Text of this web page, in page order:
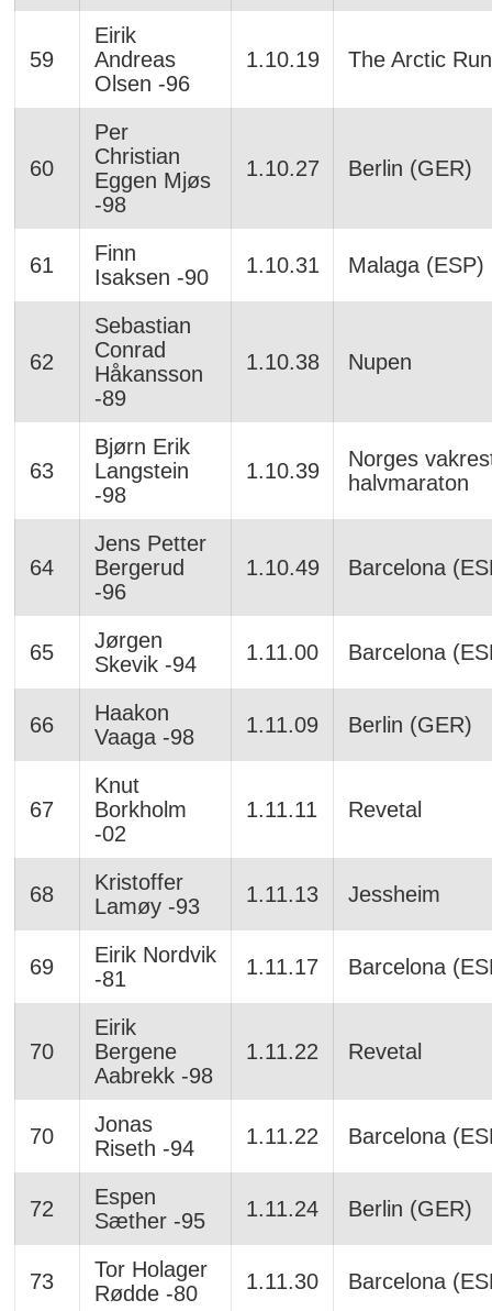
59
Eirik
Andreas
Olsen -96
1.10.19 The Arctic Run
60
Per
Christian
Eggen Mjøs
-98
1.10.27 Berlin (GER)
61
Finn
Isaksen -90
1.10.31 Malaga (ESP)
62
Sebastian
Conrad
Håkansson
-89
1.10.38 Nupen
63
Bjørn Erik
Langstein
-98
1.10.39
Norges
halvmaraton
64
Jens Petter
Bergerud
-96
1.10.49 Barcelona
65
Jørgen
Skevik -94
1.11.00 Barcelona
66
Haakon
Vaaga -98
1.11.09 Berlin (GER)
67
Knut
Borkholm
-02
1.11.11 Revetal
68
Kristoffer
Lamøy -93
1.11.13 Jessheim
69
Eirik Nordvik
-81
1.11.17 Barcelona
70
Eirik
Bergene
Aabrekk -98
1.11.22 Revetal
70
Jonas
Riseth -94
1.11.22 Barcelona
72
Espen
Sæther -95
1.11.24 Berlin (GER)
73
Tor Holager
Rødde -80
1.11.30 Barcelona